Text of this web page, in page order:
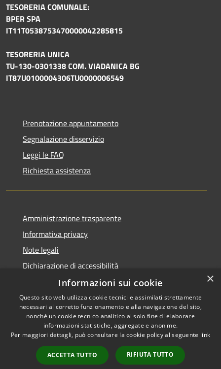
TESORERIA COMUNALE:
BPER SPA
IT11T0538753470000042285815
TESORERIA UNICA
TU-130-0301338 COM. VIADANICA BG
IT87U0100004306TU0000006549
Prenotazione appuntamento
Segnalazione disservizio
Leggi le FAQ
Richiesta assistenza
Amministrazione trasparente
Informativa privacy
Note legali
Dichiarazione di accessibilità
Accessibilità
Privacy
Mappa del sito
Copyright © 2026 • Comune di
Viadanica • Powered by
Municipium•Accesso
redazione
×
Informazioni sui cookie
Questo sito web utilizza cookie tecnici e assimilati strettamente
necessari al corretto funzionamento e alla navigazione del sito,
nonché un cookie tecnico analitico al solo fine di elaborare
informazioni statistiche, aggregate e anonime.
Per maggiori dettagli, può consultare la cookie policy al seguente link
ACCETTA TUTTO RIFIUTA TUTTO